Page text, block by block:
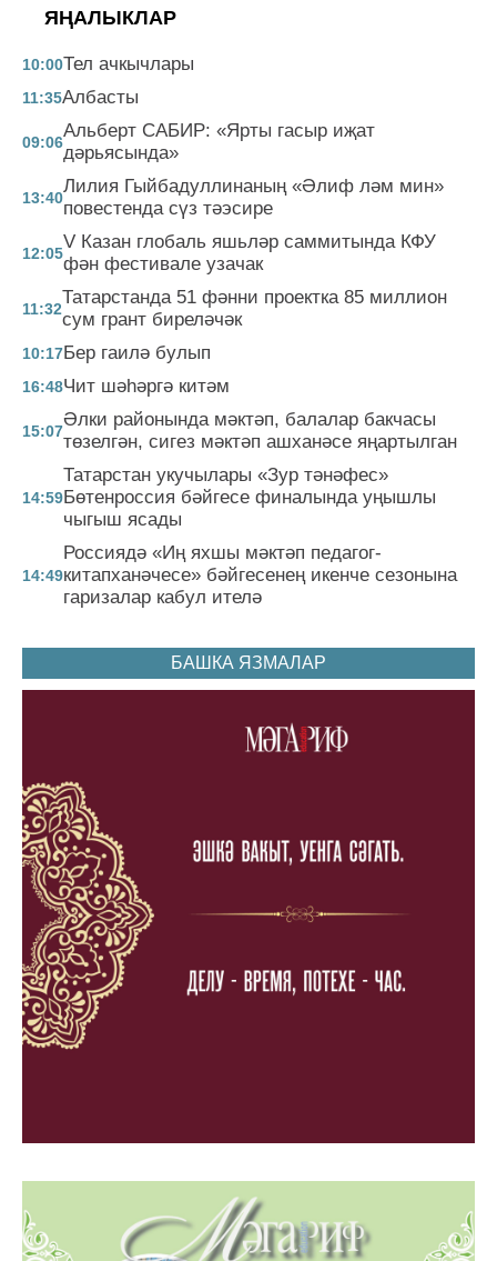
ЯҢАЛЫКЛАР
10:00Тел ачкычлары
11:35Албасты
09:06
Альберт САБИР: «Ярты гасыр иҗат
дәрьясында»
13:40
Лилия Гыйбадуллинаның «Әлиф ләм мин»
повестенда сүз тәэсире
12:05
V Казан глобаль яшьләр саммитында КФУ
фән фестивале узачак
11:32
Татарстанда 51 фәнни проектка 85 миллион
сум грант биреләчәк
10:17Бер гаилә булып
16:48Чит шәһәргә китәм
15:07
Әлки районында мәктәп, балалар бакчасы
төзелгән, сигез мәктәп ашханәсе яңартылган
14:59
Татарстан укучылары «Зур тәнәфес»
Бөтенроссия бәйгесе финалында уңышлы
чыгыш ясады
14:49
Россиядә «Иң яхшы мәктәп педагог-
китапханәчесе» бәйгесенең икенче сезонына
гаризалар кабул ителә
БАШКА ЯЗМАЛАР